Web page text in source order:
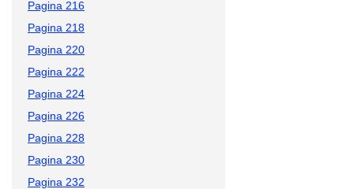
Pagina 216
Pagina 218
Pagina 220
Pagina 222
Pagina 224
Pagina 226
Pagina 228
Pagina 230
Pagina 232